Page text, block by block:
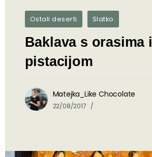
Ostali deserti Slatko
Baklava s orasima i
pistacijom
Matejka_Like Chocolate
22/08/2017